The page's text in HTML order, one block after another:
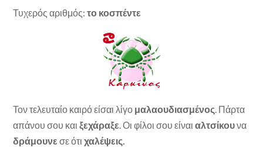
Τυχερός αριθμός:το κοσπέντε
Τον τελευταίο καιρό είσαι λίγο μαλαουδιασμένος. Πάρτα
απάνου σου καιξεχάραξε. Οι φίλοι σου είναιαλτσίκουνα
δράμουνε σε ότιχαλέψεις.